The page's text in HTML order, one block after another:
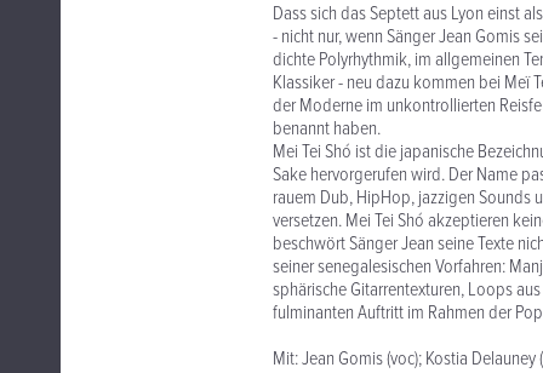
Dass sich das Septett aus Lyon einst
- nicht nur, wenn Sänger Jean Gomis
dichte Polyrhythmik, im allgemeinen
Klassiker - neu dazu kommen bei Meï
der Moderne im unkontrollierten
benannt haben.
Mei Tei Shó ist die japanische
Sake hervorgerufen wird. Der Name
rauem Dub, HipHop, jazzigen Sounds
versetzen. Mei Tei Shó akzeptieren
beschwört Sänger Jean seine Texte
seiner senegalesischen Vorfahren:
sphärische Gitarrentexturen, Loops
fulminanten Auftritt im Rahmen der
Mit: Jean Gomis (voc); Kostia